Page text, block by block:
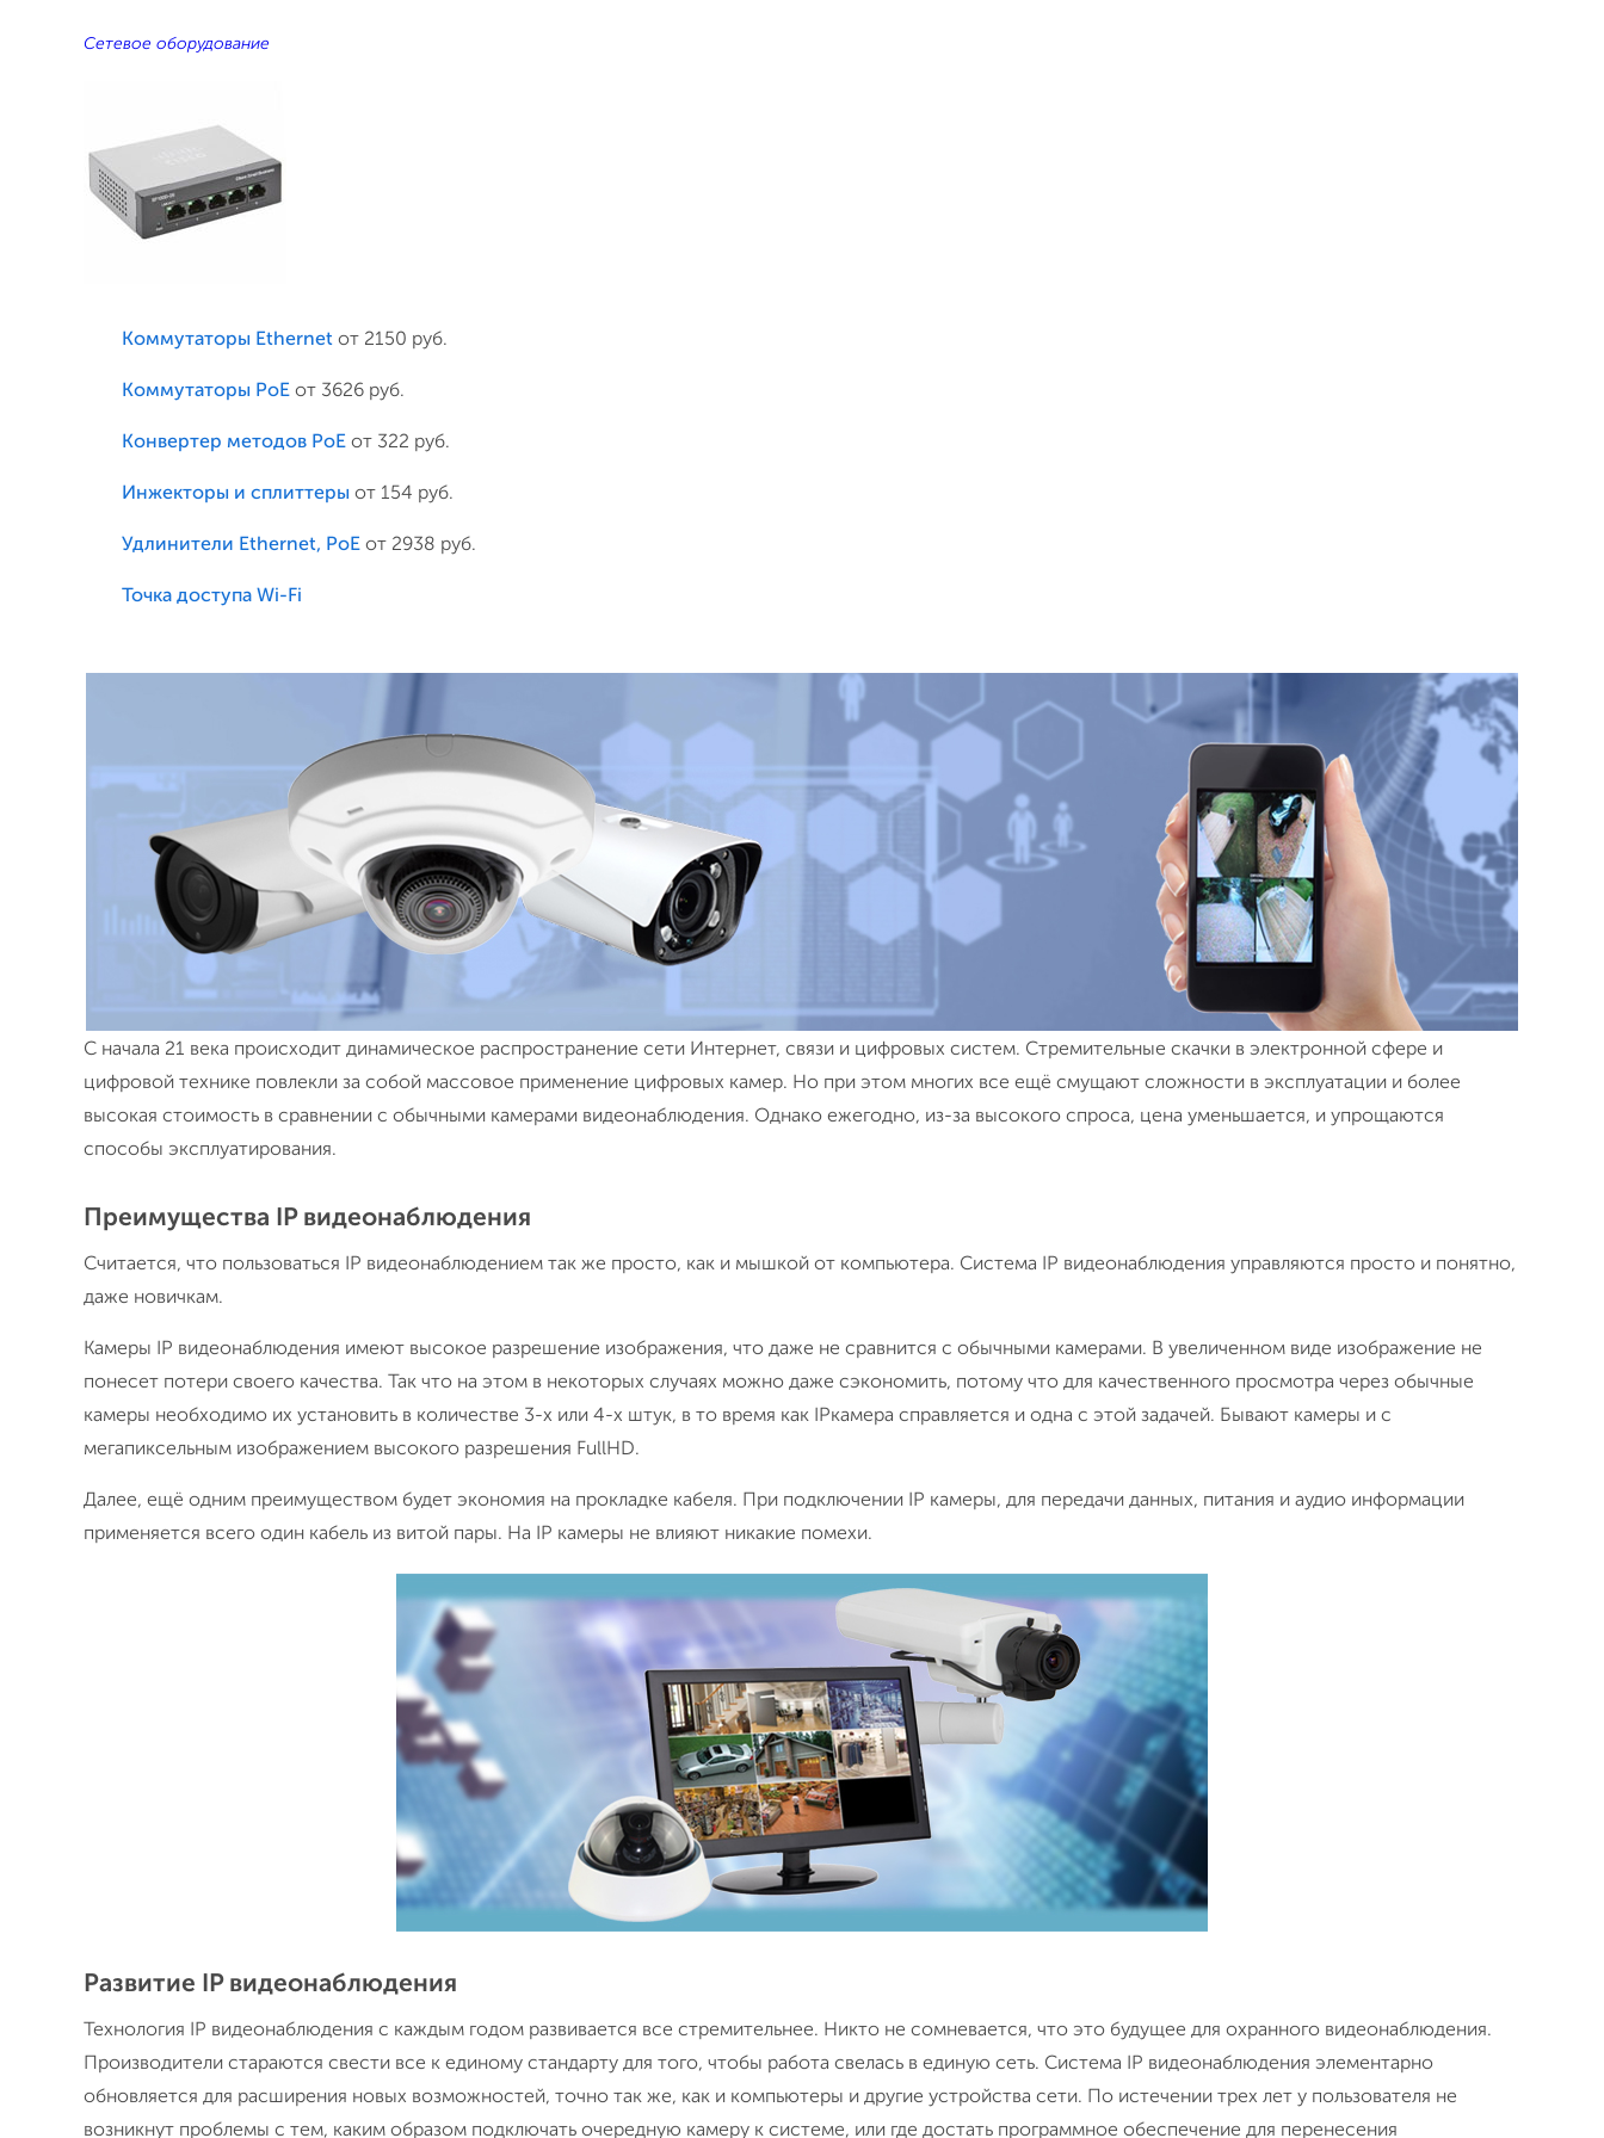
Сетевое оборудование
Коммутаторы Ethernet от 2150 руб.
Коммутаторы PoE от 3626 руб.
Конвертер методов PoE от 322 руб.
Инжекторы и сплиттеры от 154 руб.
Удлинители Ethernet, PoE от 2938 руб.
Точка доступа Wi-Fi
С начала 21 века происходит динамическое распространение сети Интернет, связи и цифровых систем. Стремительные скачки в электронной сфере и
цифровой технике повлекли за собой массовое применение цифровых камер. Но при этом многих все ещё смущают сложности в эксплуатации и более
высокая стоимость в сравнении с обычными камерами видеонаблюдения. Однако ежегодно, из-за высокого спроса, цена уменьшается, и упрощаются
способы эксплуатирования.
Преимущества IP видеонаблюдения
Считается, что пользоваться IP видеонаблюдением так же просто, как и мышкой от компьютера. Система IP видеонаблюдения управляются просто и понятно,
даже новичкам.
Камеры IP видеонаблюдения имеют высокое разрешение изображения, что даже не сравнится с обычными камерами. В увеличенном виде изображение не
понесет потери своего качества. Так что на этом в некоторых случаях можно даже сэкономить, потому что для качественного просмотра через обычные
камеры необходимо их установить в количестве 3-х или 4-х штук, в то время как IPкамера справляется и одна с этой задачей. Бывают камеры и с
мегапиксельным изображением высокого разрешения FullHD.
Далее, ещё одним преимуществом будет экономия на прокладке кабеля. При подключении IP камеры, для передачи данных, питания и аудио информации
применяется всего один кабель из витой пары. На IP камеры не влияют никакие помехи.
Развитие IP видеонаблюдения
Технология IP видеонаблюдения с каждым годом развивается все стремительнее. Никто не сомневается, что это будущее для охранного видеонаблюдения.
Производители стараются свести все к единому стандарту для того, чтобы работа свелась в единую сеть. Система IP видеонаблюдения элементарно
обновляется для расширения новых возможностей, точно так же, как и компьютеры и другие устройства сети. По истечении трех лет у пользователя не
возникнут проблемы с тем, каким образом подключать очередную камеру к системе, или где достать программное обеспечение для перенесения